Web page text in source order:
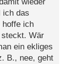
ich das
hoffe ich
steckt. Wär
ein ekliges
B., nee, geht